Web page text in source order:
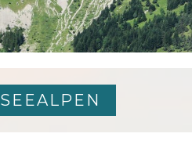
SEEALPEN